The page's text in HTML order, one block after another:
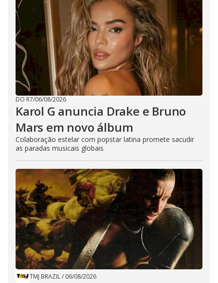
DO R7/06/08/2026
Karol G anuncia Drake e Bruno
Mars em novo álbum
Colaboração estelar com popstar latina promete sacudir
as paradas musicais globais
TMJ BRAZIL/ 06/08/2026